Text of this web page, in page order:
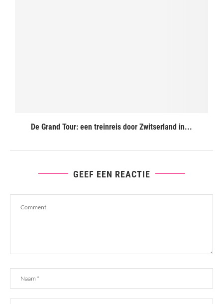
De Grand Tour: een treinreis door Zwitserland in...
GEEF EEN REACTIE